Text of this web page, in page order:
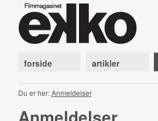
forside artikler
Du er her:Anmeldelser